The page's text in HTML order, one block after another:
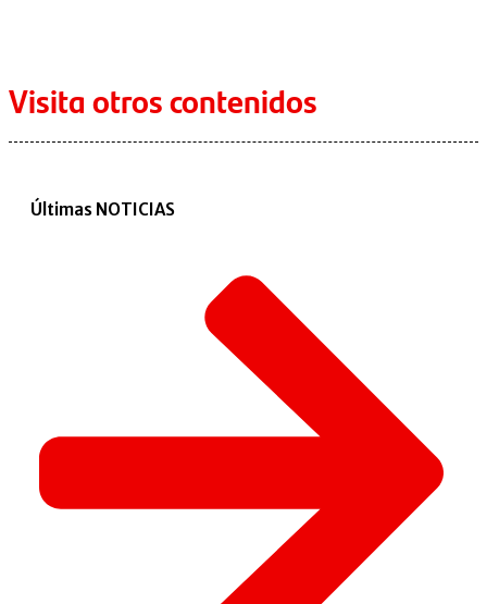
Visita otros contenidos
Últimas NOTICIAS